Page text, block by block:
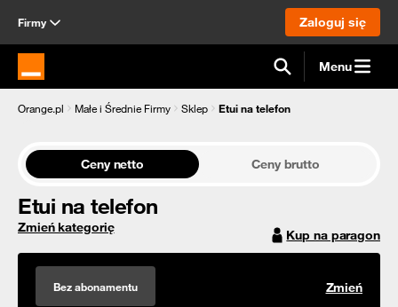
Firmy Zaloguj się
Strona główna Orange.pl Menu
Orange.pl Małe i Średnie Firmy Sklep Etui na telefon
Ceny netto Ceny brutto
Etui na telefon
Zmień kategorię Kup na paragon
Bez abonamentu Zmień